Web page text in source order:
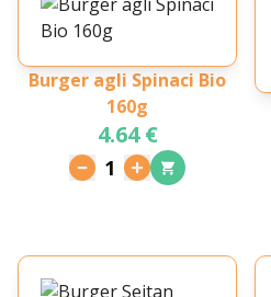
Burger agli Spinaci Bio
160g
4.64 €
1